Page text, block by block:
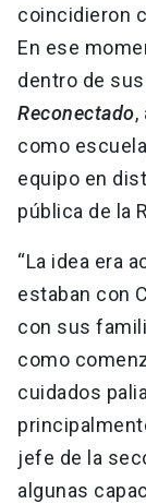
coincidieron
En ese
dentro de
Reconectado,
como
equipo en
pública de la
“La idea era
estaban con
con sus
como
cuidados
jefe de la
algunas